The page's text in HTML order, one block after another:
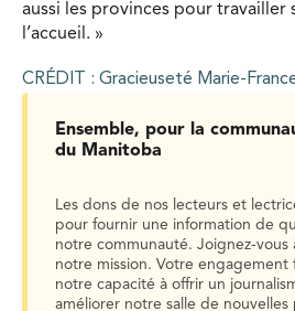
aussi les provinces pour travailler
l’accueil. »
CRÉDIT : Gracieuseté Marie-
Ensemble, pour la
du Manitoba
Les dons de nos lecteurs et
pour fournir une information de
notre communauté. Joignez-vous
notre mission. Votre engagement
notre capacité à offrir un
améliorer notre salle de nouvelles